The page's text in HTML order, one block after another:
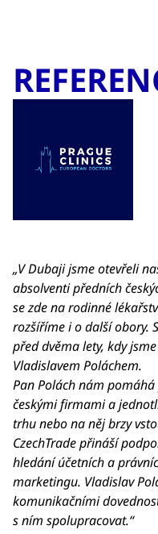
„V Dubaji jsme otevřeli
absolventi předních
se zde na rodinné
rozšíříme i o další obory.
před dvěma lety, kdy
Vladislavem Poláchem.
Pan Polách nám
českými firmami a
trhu nebo na něj brzy
CzechTrade přináší
hledání účetních a
marketingu. Vladislav
komunikačními
s ním spolupracovat.“